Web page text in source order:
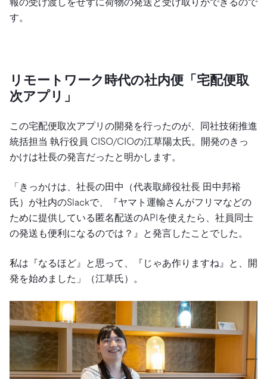
す。
リモートワーク時代の社内便「宅配便取
次アプリ」
この宅配便取次アプリの開発を行ったのが、同社技術推進
統括担当 執行役員 CISO/CIOの江草陽太氏。開発のきっ
かけは社長の発言だったと明かします。
「きっかけは、社長の田中（代表取締役社長 田中邦裕
氏）が社内のSlackで、『ヤマト運輸さんがフリマなどの
ために提供している匿名配送のAPIを使えたら、社員同士
の発送も便利になるのでは？』と発言したことでした。
私は『なるほど』と思って、『じゃあ作りますね』と、開
発を始めました」（江草氏）。